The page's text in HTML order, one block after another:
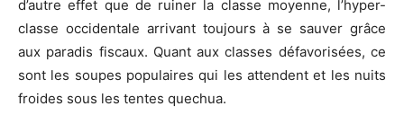
d’autre effet que de ruiner la classe moyenne, l’hyper-
classe occidentale arrivant toujours à se sauver grâce
aux paradis fiscaux. Quant aux classes défavorisées, ce
sont les soupes populaires qui les attendent et les nuits
froides sous les tentes quechua.